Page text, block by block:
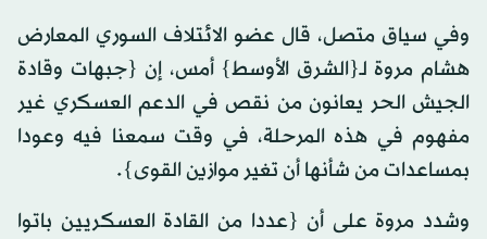
وفي سياق متصل، قال عضو الائتلاف السوري المعارض
هشام مروة لـ{الشرق الأوسط} أمس، إن {جبهات وقادة
الجيش الحر يعانون من نقص في الدعم العسكري غير
مفهوم في هذه المرحلة، في وقت سمعنا فيه وعودا
بمساعدات من شأنها أن تغير موازين القوى}.
وشدد مروة على أن {عددا من القادة العسكريين باتوا